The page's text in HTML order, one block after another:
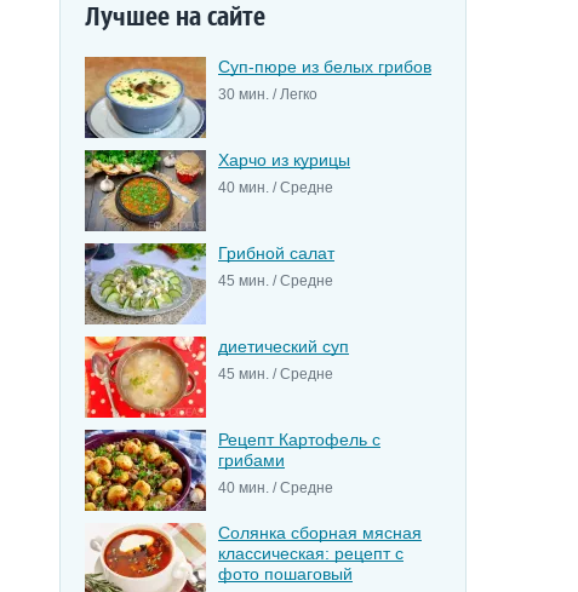
Лучшее на сайте
Суп-пюре из белых грибов
30 мин. / Легко
Харчо из курицы
40 мин. / Средне
Грибной салат
45 мин. / Средне
диетический суп
45 мин. / Средне
Рецепт Картофель с
грибами
40 мин. / Средне
Солянка сборная мясная
классическая: рецепт с
фото пошаговый